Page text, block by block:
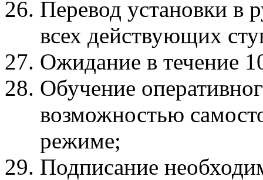
Перевод установки в
всех действующих
Ожидание в течение
Обучение
возможностью
режиме;
Подписание